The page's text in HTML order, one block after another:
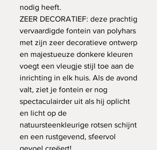
nodig heeft.
ZEER DECORATIEF: deze prachtig
vervaardigde fontein van polyhars
met zijn zeer decoratieve ontwerp
en majestueuze donkere kleuren
voegt een vleugje stijl toe aan de
inrichting in elk huis. Als de avond
valt, ziet je fontein er nog
spectaculairder uit als hij oplicht
en licht op de
natuursteenkleurige rotsen schijnt
en een rustgevend, sfeervol
gevoel creëert!